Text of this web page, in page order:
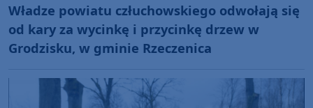
Władze powiatu człuchowskiego odwołają się
od kary za wycinkę i przycinkę drzew w
Grodzisku, w gminie Rzeczenica